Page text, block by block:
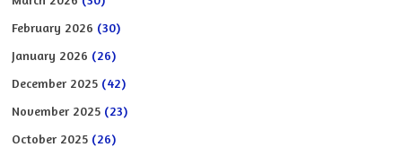
February 2026 (30)
January 2026 (26)
December 2025 (42)
November 2025 (23)
October 2025 (26)